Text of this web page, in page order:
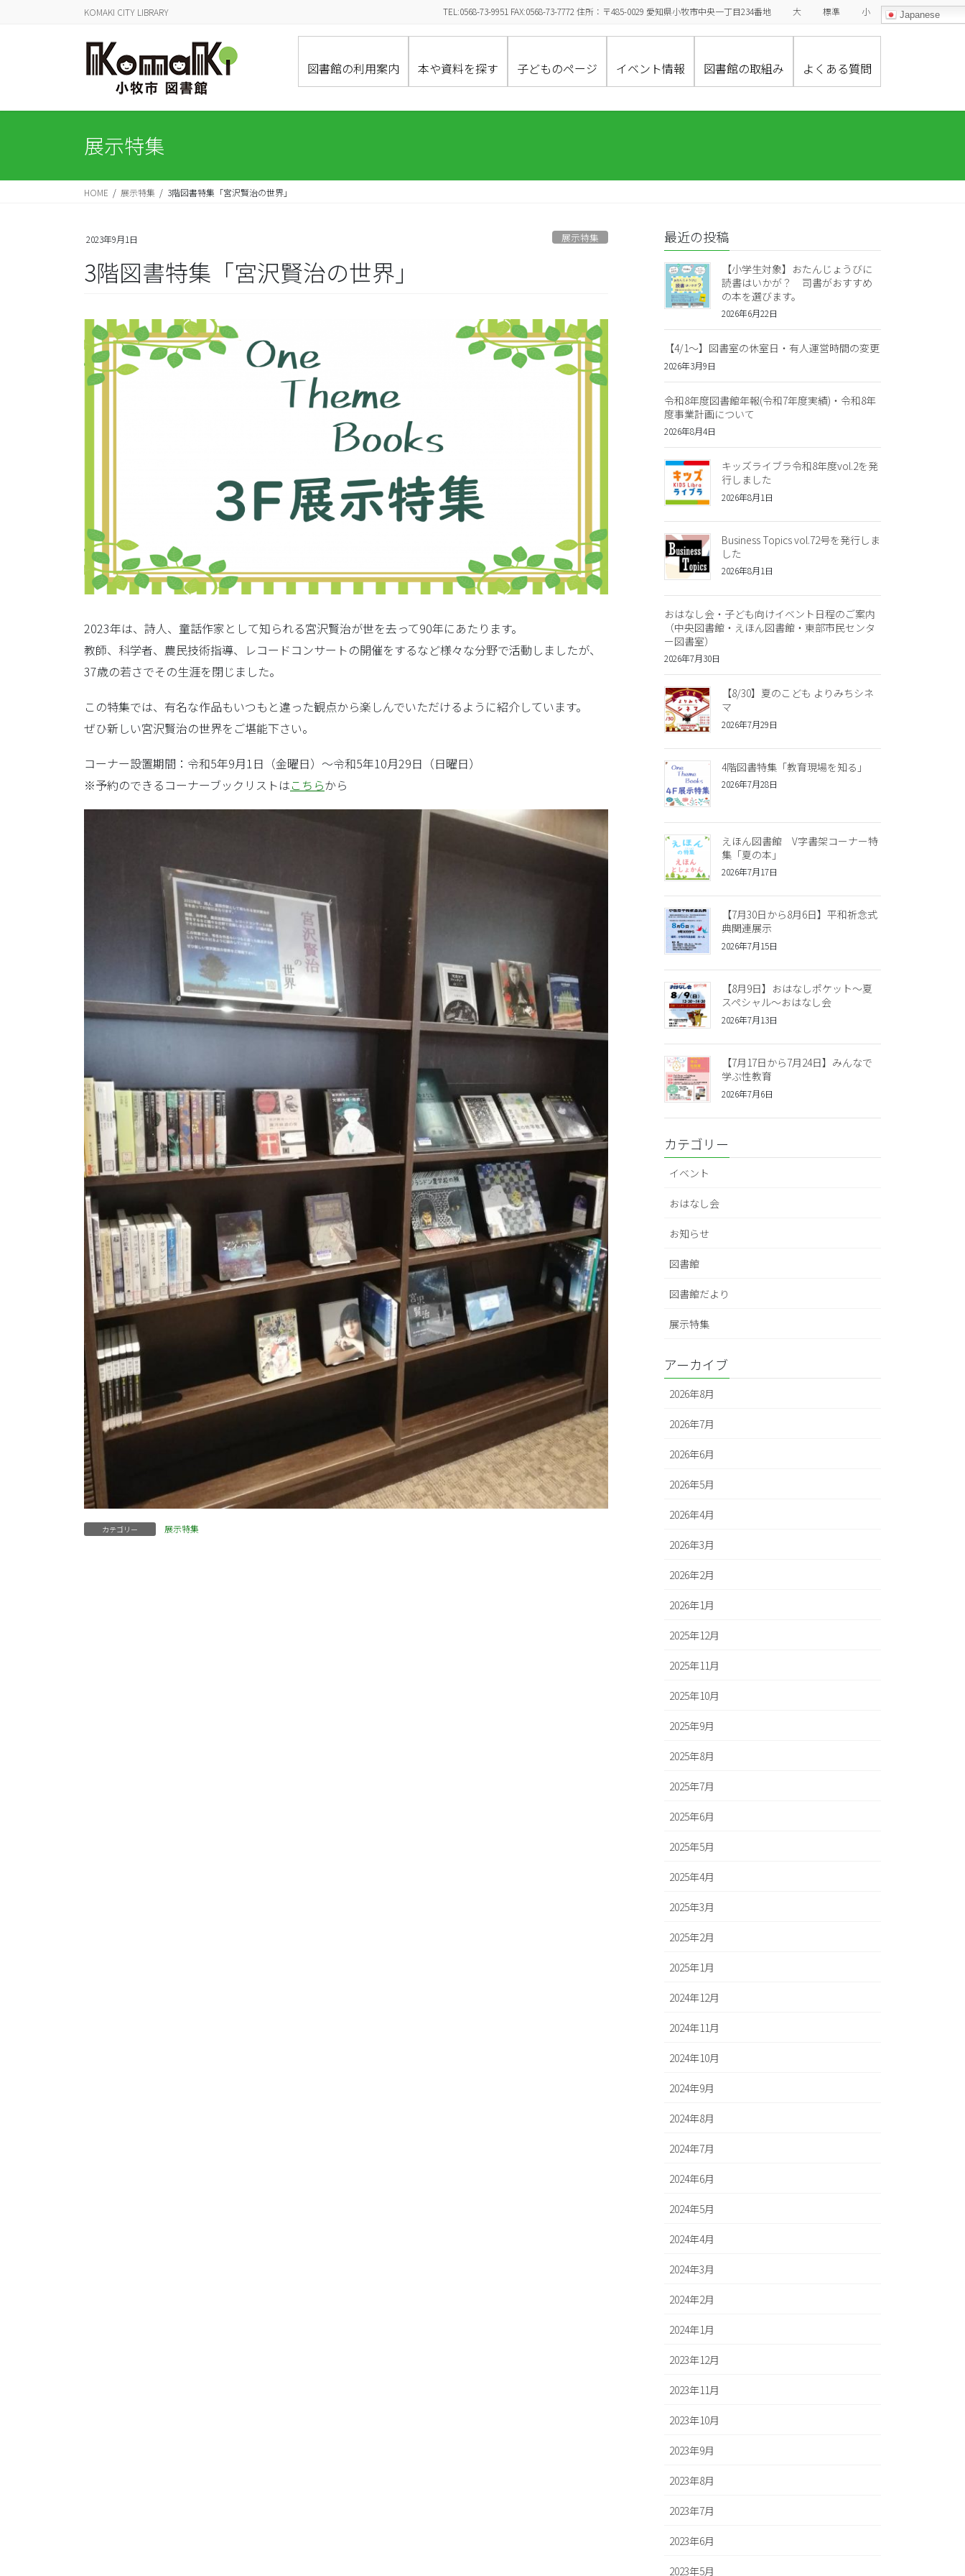
移
ン
KOMAKI CITY LIBRARY TEL:0568-73-9951 FAX:0568-73-7772 住所：〒485-0029 愛知県小牧市中央一丁目234番地 大 標準 小 Japanese
図書館の利用案内 本や資料を探す 子どものページ イベント情報 図書館の取組み よくある質問
展示特集
HOME 展示特集 3階図書特集「宮沢賢治の世界」
2023年9月1日 展示特集
3階図書特集「宮沢賢治の世界」
2023年は、詩人、童話作家として知られる宮沢賢治が世を去って90年にあたります。
教師、科学者、農民技術指導、レコードコンサートの開催をするなど様々な分野で活動しましたが、
37歳の若さでその生涯を閉じました。
この特集では、有名な作品もいつもと違った観点から楽しんでいただけるように紹介しています。
ぜひ新しい宮沢賢治の世界をご堪能下さい。
コーナー設置期間：令和5年9月1日（金曜日）～令和5年10月29日（日曜日）
※予約のできるコーナーブックリストはこちらから
カテゴリー 展示特集
最近の投稿
【小学生対象】おたんじょうびに
読書はいかが？ 司書がおすすめ
の本を選びます。
2026年6月22日
【4/1～】図書室の休室日・有人運営時間の変更
2026年3月9日
令和8年度図書館年報(令和7年度実績)・令和8年
度事業計画について
2026年8月4日
キッズライブラ令和8年度vol.2を発
行しました
2026年8月1日
Business Topics vol.72号を発行しま
した
2026年8月1日
おはなし会・子ども向けイベント日程のご案内
（中央図書館・えほん図書館・東部市民センタ
ー図書室）
2026年7月30日
【8/30】夏のこども よりみちシネ
マ
2026年7月29日
4階図書特集「教育現場を知る」
2026年7月28日
えほん図書館 V字書架コーナー特
集「夏の本」
2026年7月17日
【7月30日から8月6日】平和祈念式
典関連展示
2026年7月15日
【8月9日】おはなしポケット～夏
スペシャル～おはなし会
2026年7月13日
【7月17日から7月24日】みんなで
学ぶ性教育
2026年7月6日
カテゴリー
イベント
おはなし会
お知らせ
図書館
図書館だより
展示特集
アーカイブ
2026年8月
2026年7月
2026年6月
2026年5月
2026年4月
2026年3月
2026年2月
2026年1月
2025年12月
2025年11月
2025年10月
2025年9月
2025年8月
2025年7月
2025年6月
2025年5月
2025年4月
2025年3月
2025年2月
2025年1月
2024年12月
2024年11月
2024年10月
2024年9月
2024年8月
2024年7月
2024年6月
2024年5月
2024年4月
2024年3月
2024年2月
2024年1月
2023年12月
2023年11月
2023年10月
2023年9月
2023年8月
2023年7月
2023年6月
2023年5月